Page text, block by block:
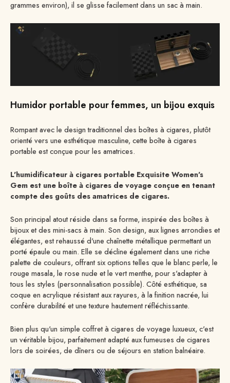
grammes environ), il se glisse facilement dans un sac à main.
Humidor portable pour femmes, un bijou exquis
Rompant avec le design traditionnel des boîtes à cigares, plutôt
orienté vers une esthétique masculine, cette boîte à cigares
portable est conçue pour les amatrices.
L'humidificateur à cigares portable Exquisite Women's
Gem est une boîte à cigares de voyage conçue en tenant
compte des goûts des amatrices de cigares.
Son principal atout réside dans sa forme, inspirée des boîtes à
bijoux et des mini-sacs à main. Son design, aux lignes arrondies et
élégantes, est rehaussé d'une chaînette métallique permettant un
porté épaule ou main. Elle se décline également dans une riche
palette de couleurs, offrant six options telles que le blanc perle, le
rouge masala, le rose nude et le vert menthe, pour s'adapter à
tous les styles (personnalisation possible). Côté esthétique, sa
coque en acrylique résistant aux rayures, à la finition nacrée, lui
confère durabilité et une texture hautement réfléchissante.
Bien plus qu'un simple coffret à cigares de voyage luxueux, c'est
un véritable bijou, parfaitement adapté aux fumeuses de cigares
lors de soirées, de dîners ou de séjours en station balnéaire.